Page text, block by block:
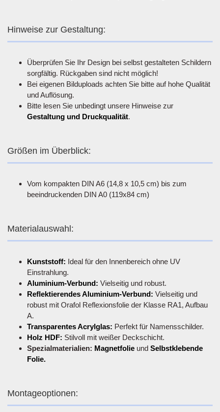
Hinweise zur Gestaltung:
Überprüfen Sie Ihr Design bei selbst gestalteten Schildern
sorgfältig. Rückgaben sind nicht möglich!
Bei eigenen Bilduploads achten Sie bitte auf hohe Qualität
und Auflösung.
Bitte lesen Sie unbedingt unsere Hinweise zur
Gestaltung und Druckqualität.
Größen im Überblick:
Vom kompakten DIN A6 (14,8 x 10,5 cm) bis zum
beeindruckenden DIN A0 (119x84 cm)
Materialauswahl:
Kunststoff: Ideal für den Innenbereich ohne UV
Einstrahlung.
Aluminium-Verbund: Vielseitig und robust.
Reflektierendes Aluminium-Verbund: Vielseitig und
robust mit Orafol Reflexionsfolie der Klasse RA1, Aufbau
A.
Transparentes Acrylglas: Perfekt für Namensschilder.
Holz HDF: Stilvoll mit weißer Deckschicht.
Spezialmaterialien: Magnetfolie und Selbstklebende
Folie.
Montageoptionen: